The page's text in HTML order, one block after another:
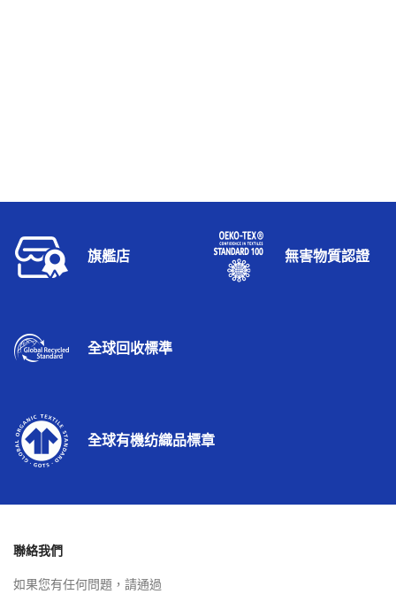
旗艦店 無害物質認證
全球回收標準
全球有機纺織品標章
聯絡我們
如果您有任何問題，請通過